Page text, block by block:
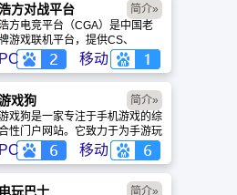
台。凭借其深厚的历史积淀和活
的用户群体，A9VG 成为硬核玩
家交流心得、分享攻略的首选平台
之一。
方对战平台
方电竞平台（CGA）是中国老
游戏联机平台，提供CS、
War3、星际争霸等经典游戏的稳
定联机服务。重温DOTA1的激情
月，找回当年的战友。同时提供
新CGA电竞赛事资讯及热门页
入口，致敬中国电竞的黄金时
。
PC 移动
简介»
戏狗
戏狗是一家专注于手机游戏的综
性门户网站。它致力于为手游玩
家提供最新、最全的游戏资讯、攻
略、评测及视频等内容，是国内较
一批专注于移动游戏领域的垂直
媒体。
PC 移动
简介»
电玩巴士 简介»